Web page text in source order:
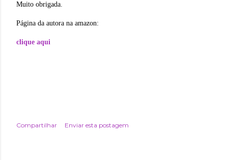
Muito obrigada.
Página da autora na amazon:
clique aqui
Compartilhar Enviar esta postagem